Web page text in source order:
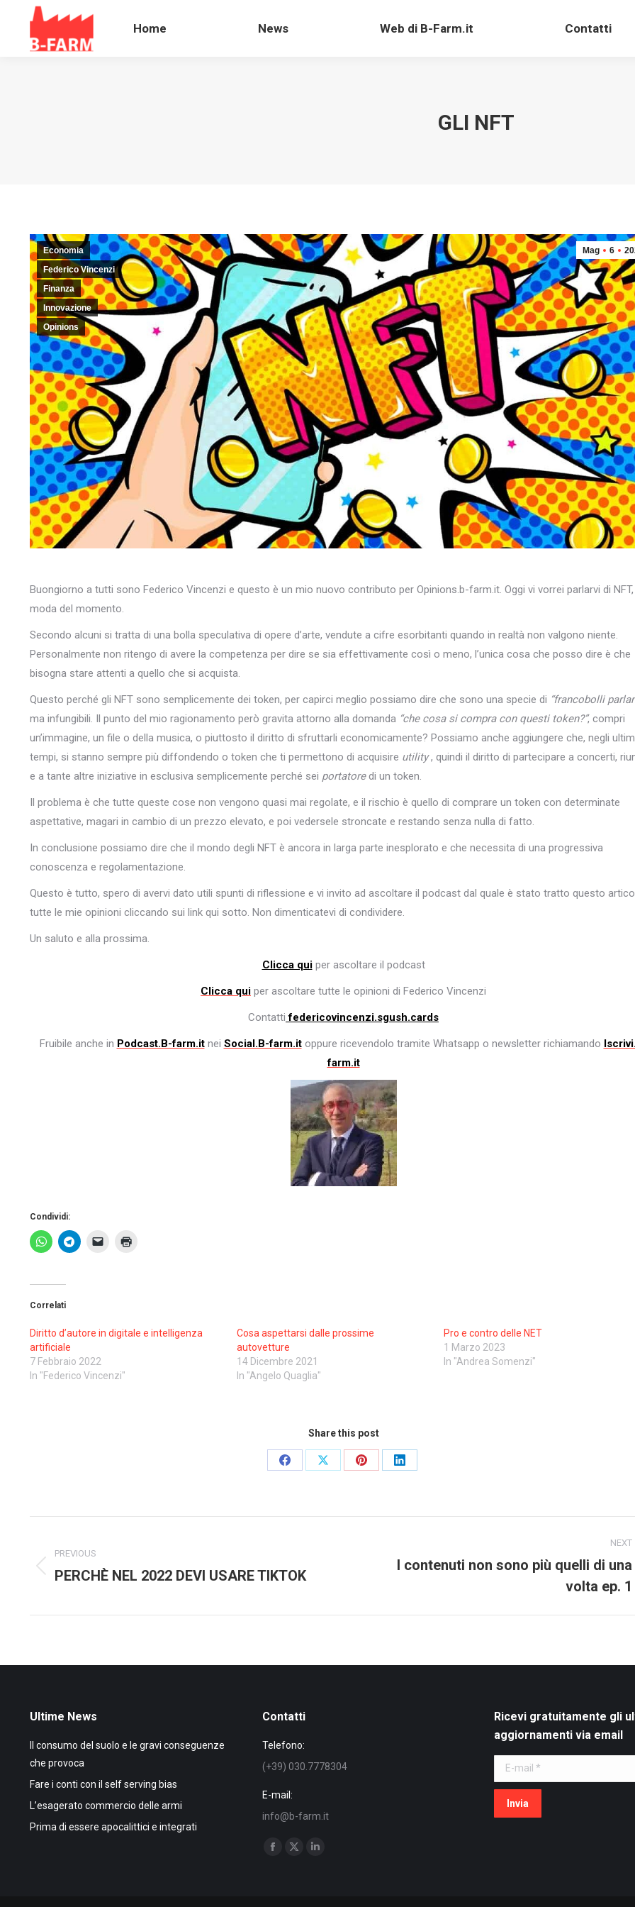
Home News Web di B-Farm.it Contatti
GLI NFT
Mag 6
Economia
Federico Vincenzi
Finanza
Innovazione
Opinions
Buongiorno a tutti sono Federico Vincenzi e questo è un mio nuovo contributo per Opinions.b-farm.it. Oggi vi vorrei parlarvi di
moda del momento.
Secondo alcuni si tratta di una bolla speculativa di opere d’arte, vendute a cifre esorbitanti quando in realtà non valgono niente.
Personalmente non ritengo di avere la competenza per dire se sia effettivamente così o meno, l’unica cosa che posso dire è che
bisogna stare attenti a quello che si acquista.
Questo perché gli NFT sono semplicemente dei token, per capirci meglio possiamo dire che sono una specie di “francobolli
ma infungibili. Il punto del mio ragionamento però gravita attorno alla domanda “che cosa si compra con questi token?”, compri
un’immagine, un file o della musica, o piuttosto il diritto di sfruttarli economicamente? Possiamo anche aggiungere che, negli
tempi, si stanno sempre più diffondendo o token che ti permettono di acquisire utility, quindi il diritto di partecipare a concerti,
e a tante altre iniziative in esclusiva semplicemente perché sei portatoredi un token.
Il problema è che tutte queste cose non vengono quasi mai regolate, e il rischio è quello di comprare un token con determinate
aspettative, magari in cambio di un prezzo elevato, e poi vedersele stroncate e restando senza nulla di fatto.
In conclusione possiamo dire che il mondo degli NFT è ancora in larga parte inesplorato e che necessita di una progressiva
conoscenza e regolamentazione.
Questo è tutto, spero di avervi dato utili spunti di riflessione e vi invito ad ascoltare il podcast dal quale è stato tratto questo
tutte le mie opinioni cliccando sui link qui sotto. Non dimenticatevi di condividere.
Un saluto e alla prossima.
Clicca quiper ascoltare il podcast
Clicca qui per ascoltare tutte le opinioni di Federico Vincenzi
Contatti federicovincenzi.sgush.cards
Fruibile anche in Podcast.B-farm.itnei Social.B-farm.itoppure ricevendolo tramite Whatsapp o newsletter richiamando
farm.it
Condividi:
Correlati
Diritto d’autore in digitale e intelligenza
artificiale
7 Febbraio 2022
In "Federico Vincenzi"
Cosa aspettarsi dalle prossime
autovetture
14 Dicembre 2021
In "Angelo Quaglia"
Pro e contro delle NET
1 Marzo 2023
In "Andrea Somenzi"
Share this post
Share
Share
Share
Share
navigation
PREVIOUS
Previous
PERCHÈ NEL 2022 DEVI USARE TIKTOK
NEXT
I contenuti non sono più quelli di una
volta ep. 1
Ultime News
Il consumo del suolo e le gravi conseguenze
che provoca
Fare i conti con il self serving bias
L’esagerato commercio delle armi
Prima di essere apocalittici e integrati
Contatti
Telefono:
(+39) 030.7778304
E-mail:
info@b-farm.it
Find us on:
Facebook
X
Ricevi gratuitamente gli
aggiornamenti via email
E-mail *
Invia
Home Web di B-Farm.it Contatti